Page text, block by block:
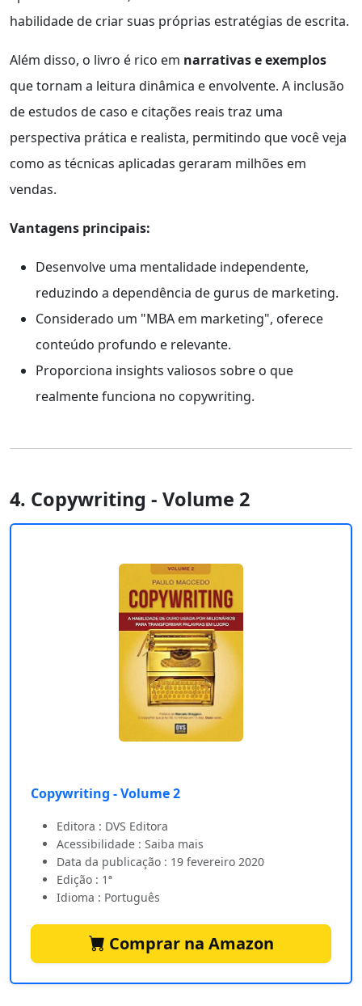
habilidade de criar suas próprias estratégias de escrita.
Além disso, o livro é rico em narrativas e exemplos
que tornam a leitura dinâmica e envolvente. A inclusão
de estudos de caso e citações reais traz uma
perspectiva prática e realista, permitindo que você veja
como as técnicas aplicadas geraram milhões em
vendas.
Vantagens principais:
Desenvolve uma mentalidade independente,
reduzindo a dependência de gurus de marketing.
Considerado um "MBA em marketing", oferece
conteúdo profundo e relevante.
Proporciona insights valiosos sobre o que
realmente funciona no copywriting.
4. Copywriting - Volume 2
Copywriting - Volume 2
Editora : DVS Editora
Acessibilidade : Saiba mais
Data da publicação : 19 fevereiro 2020
Edição : 1ª
Idioma : Português
Comprar na Amazon